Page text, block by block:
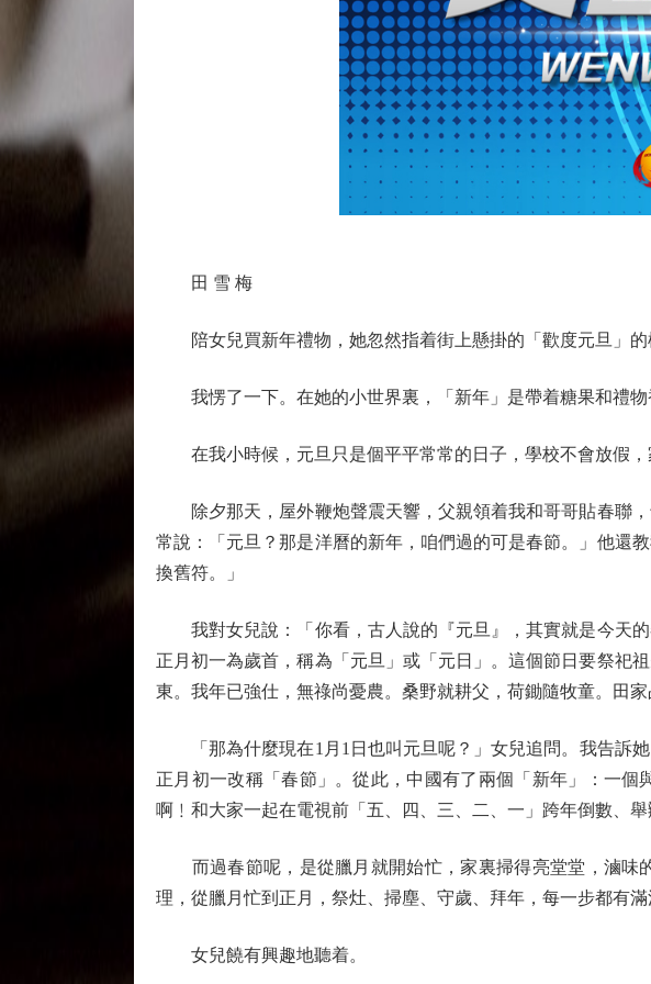
田 雪 梅
陪女兒買新年禮物，她忽然指着街上懸掛的「歡度元旦」的
我愣了一下。在她的小世界裏，「新年」是帶着糖果和禮物
在我小時候，元旦只是個平平常常的日子，學校不會放假，
除夕那天，屋外鞭炮聲震天響，父親領着我和哥哥貼春聯，
常說：「元旦？那是洋曆的新年，咱們過的可是春節。」他還
換舊符。」
我對女兒說：「你看，古人說的『元旦』，其實就是今天的
正月初一為歲首，稱為「元旦」或「元日」。這個節日要祭祀
東。我年已強仕，無祿尚憂農。桑野就耕父，荷鋤隨牧童。田
「那為什麼現在1月1日也叫元旦呢？」女兒追問。我告訴她
正月初一改稱「春節」。從此，中國有了兩個「新年」：一
啊﹗和大家一起在電視前「五、四、三、二、一」跨年倒數、
而過春節呢，是從臘月就開始忙，家裏掃得亮堂堂，滷味
理，從臘月忙到正月，祭灶、掃塵、守歲、拜年，每一步都有滿
女兒饒有興趣地聽着。